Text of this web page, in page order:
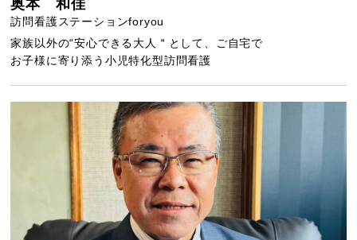
奥本 和佳
訪問看護ステーションforyou
家族以外の“安心できる大人＂として、ご自宅で
お子様に寄り添う小児特化型訪問看護